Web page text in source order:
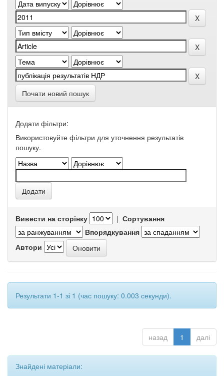
Почати новий пошук
Додати фільтри:
Використовуйте фільтри для уточнення результатів
пошуку.
Вивести на сторінку | Сортування
Впорядкування
Автори
Результати 1-1 зі 1 (час пошуку: 0.003 секунди).
назад 1 далі
Знайдені матеріали: